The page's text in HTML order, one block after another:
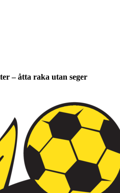
– åtta raka utan seger